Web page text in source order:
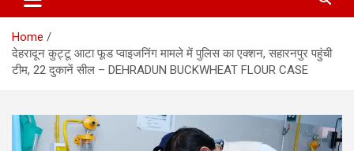
Home
देहरादून कुट्टू आटा फूड प्वाइजनिंग मामले में पुलिस का एक्शन, सहारनपुर पहुंची
टीम, 22 दुकानें सील – DEHRADUN BUCKWHEAT FLOUR CASE